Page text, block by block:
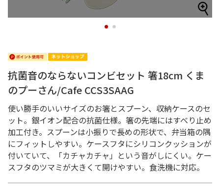
1 2
抗菌音のならないコンビセット 箸18cm くま
のプーさん/Cafe CCS3SAAG
使い勝手のいいサイズのお箸とスプーン、収納ケースのセ
ット。銀イオン配合の抗菌仕様。箸の先端にはすべり止め
加工付き。スプーンは小振りで長めの形状で、弁当箱の隅
にフィットしやすい。ケースフタにシリコンクッションが
付いていて、「カチャカチャ」という音がしにくい。ケー
スフタのツマミが大きくて開けやすい。食洗機に対応。